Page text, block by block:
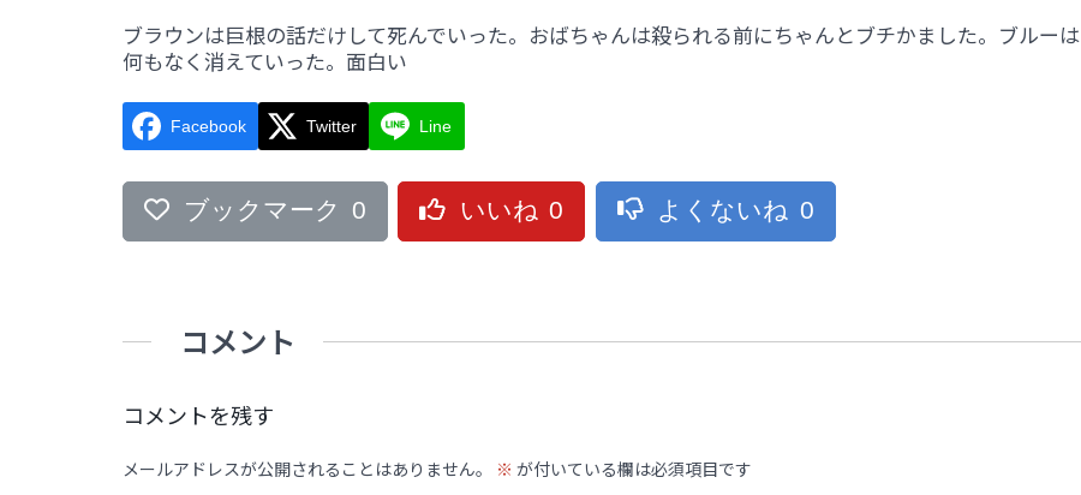
ブラウンは巨根の話だけして死んでいった。おばちゃんは殺られる前にちゃんとブチかました。ブルーは
何もなく消えていった。面白い
Facebook Twitter Line
ブックマーク 0 いいね 0 よくないね 0
コメント
コメントを残す
メールアドレスが公開されることはありません。 ※ が付いている欄は必須項目です